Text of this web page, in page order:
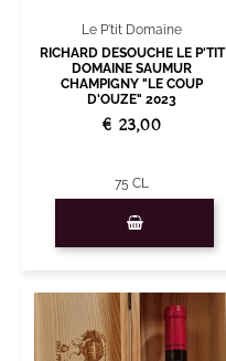
Le P'tit Domaine
RICHARD DESOUCHE LE P'TIT
DOMAINE SAUMUR
CHAMPIGNY "LE COUP
D'OUZE" 2023
€ 23,00
75 CL